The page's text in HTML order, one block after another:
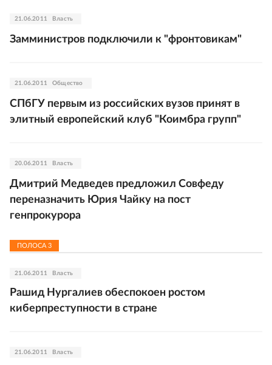
21.06.2011 Власть
Замминистров подключили к "фронтовикам"
21.06.2011 Общество
СПбГУ первым из российских вузов принят в
элитный европейский клуб "Коимбра групп"
20.06.2011 Власть
Дмитрий Медведев предложил Совфеду
переназначить Юрия Чайку на пост
генпрокурора
ПОЛОСА3
21.06.2011 Власть
Рашид Нургалиев обеспокоен ростом
киберпреступности в стране
21.06.2011 Власть